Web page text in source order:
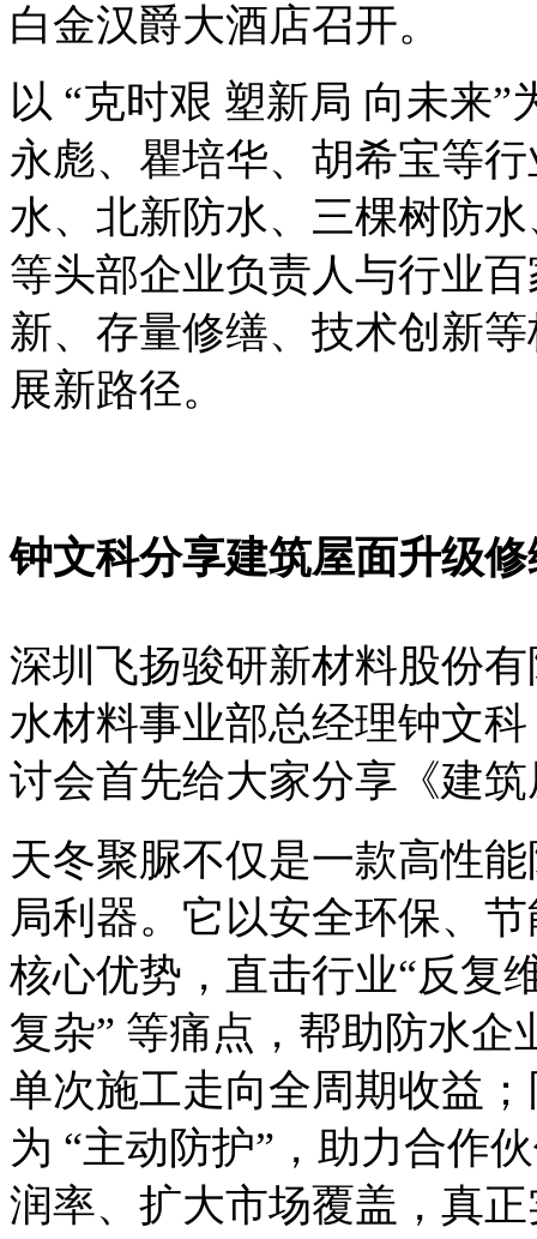
白金汉爵大酒店召开。
以 “克时艰 塑新局 向未来”
永彪、瞿培华、胡希宝等
水、北新防水、三棵树防
等头部企业负责人与行业
新、存量修缮、技术创新
展新路径。
钟文科分享建筑屋面升级
深圳飞扬骏研新材料股份
水材料事业部总经理钟文
讨会首先给大家分享《建
天冬聚脲不仅是一款高性
局利器。它以安全环保、
核心优势，直击行业“反复
复杂” 等痛点，帮助防水
单次施工走向全周期收益
为 “主动防护”，助力合作
润率、扩大市场覆盖，真